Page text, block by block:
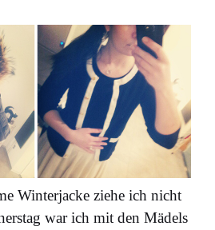
Winterjacke ziehe ich nicht
war ich mit den Mädels